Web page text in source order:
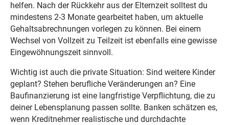
helfen. Nach der Rückkehr aus der Elternzeit solltest du
mindestens 2-3 Monate gearbeitet haben, um aktuelle
Gehaltsabrechnungen vorlegen zu können. Bei einem
Wechsel von Vollzeit zu Teilzeit ist ebenfalls eine gewisse
Eingewöhnungszeit sinnvoll.
Wichtig ist auch die private Situation: Sind weitere Kinder
geplant? Stehen berufliche Veränderungen an? Eine
Baufinanzierung ist eine langfristige Verpflichtung, die zu
deiner Lebensplanung passen sollte. Banken schätzen es,
wenn Kreditnehmer realistische und durchdachte